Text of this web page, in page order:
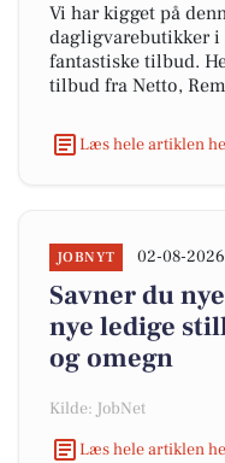
Vi har kigget på
dagligvarebutikker i
fantastiske tilbud.
tilbud fra Netto,
Læs hele artiklen
JOBNYT 02-08-
Savner du
nye ledige
og omegn
Kilde: JobNet
Læs hele artiklen